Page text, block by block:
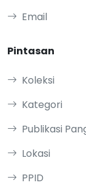
Email
Pintasan
Koleksi
Kategori
Publikasi
Lokasi
PPID